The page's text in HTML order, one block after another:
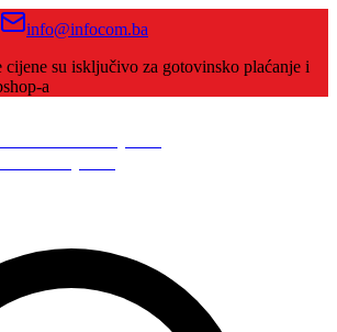
info@infocom.ba
cijene su isključivo za gotovinsko plaćanje i
a